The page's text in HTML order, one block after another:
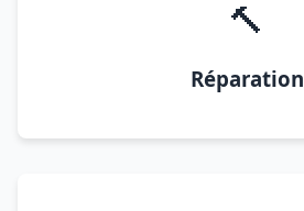
🔨
Réparation